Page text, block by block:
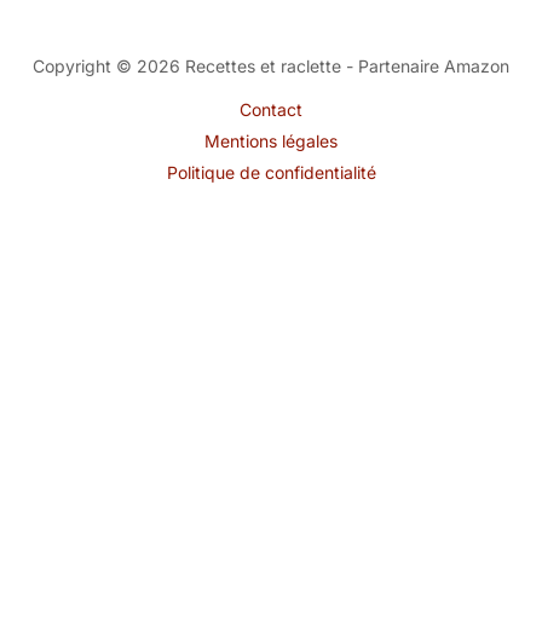
Copyright © 2026 Recettes et raclette - Partenaire Amazon
Contact
Mentions légales
Politique de confidentialité